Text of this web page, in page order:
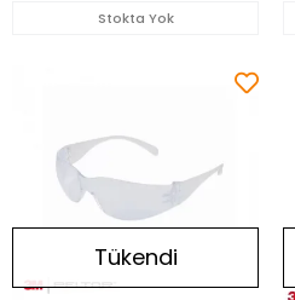
Stokta Yok
Tükendi